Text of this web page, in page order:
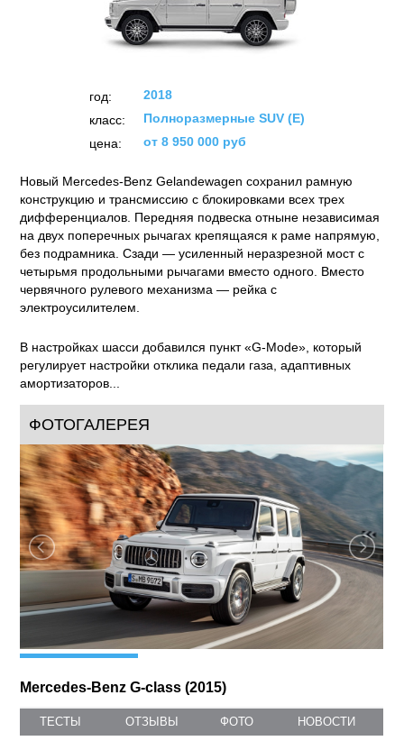
год:
2018
класс:
Полноразмерные SUV (E)
цена:
от 8 950 000 руб
Новый Mercedes-Benz Gelandewagen сохранил рамную
конструкцию и трансмиссию с блокировками всех трех
дифференциалов. Передняя подвеска отныне независимая
на двух поперечных рычагах крепящаяся к раме напрямую,
без подрамника. Сзади — усиленный неразрезной мост с
четырьмя продольными рычагами вместо одного. Вместо
червячного рулевого механизма — рейка с
электроусилителем.
В настройках шасси добавился пункт «G-Mode», который
регулирует настройки отклика педали газа, адаптивных
амортизаторов...
ФОТОГАЛЕРЕЯ